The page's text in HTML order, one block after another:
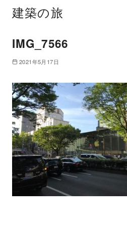
建築の旅
IMG_7566
2021年5月17日